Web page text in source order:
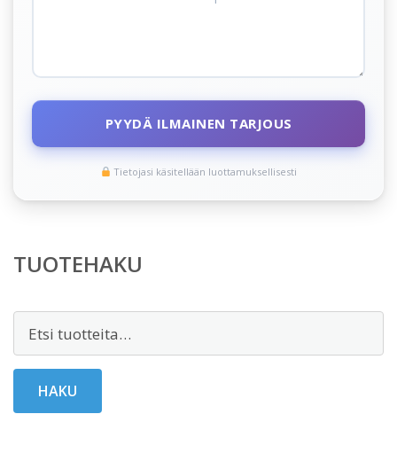
PYYDÄ ILMAINEN TARJOUS
Tietojasi käsitellään luottamuksellisesti
TUOTEHAKU
HAKU